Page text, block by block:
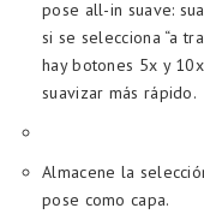
pose all-in suave:
si se selecciona “a
hay botones 5x y
suavizar más rápido.
Almacene la
pose como capa.